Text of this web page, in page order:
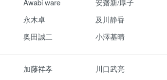
Awabi ware 安齋新/厚子
永木卓 及川静香
奥田誠二 小澤基晴
加藤祥孝 川口武亮